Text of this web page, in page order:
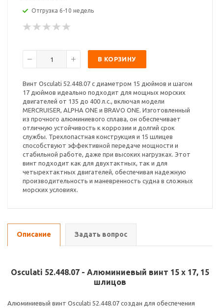
Отгрузка 6-10 недель
В КОРЗИНУ
Винт Osculati 52.448.07 с диаметром 15 дюймов и шагом
17 дюймов идеально подходит для мощных морских
двигателей от 135 до 400 л.с., включая модели
MERCRUISER, ALPHA ONE и BRAVO ONE. Изготовленный
из прочного алюминиевого сплава, он обеспечивает
отличную устойчивость к коррозии и долгий срок
службы. Трехлопастная конструкция и 15 шлицев
способствуют эффективной передаче мощности и
стабильной работе, даже при высоких нагрузках. Этот
винт подходит как для двухтактных, так и для
четырехтактных двигателей, обеспечивая надежную
производительность и маневренность судна в сложных
морских условиях.
Описание Задать вопрос
Osculati 52.448.07 - Алюминиевый винт 15 x 17, 15
шлицов
Алюминиевый винт Osculati 52.448.07 создан для обеспечения